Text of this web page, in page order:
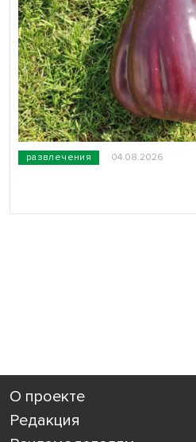
развлечения 04.08.2026
О проекте
Редакция